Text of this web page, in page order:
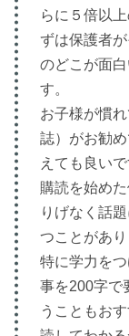
らに５倍以
ずは保護者
のどこが面
す。
お子様が慣
誌）がお勧
えても良い
購読を始め
りげなく話
つことがあり
特に学力を
事を200字で
うこともお